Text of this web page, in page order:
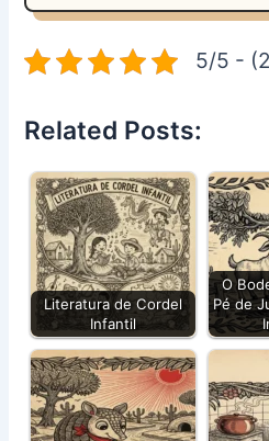
5/5 -
Related Posts:
Literatura de Cordel
Infantil
O
Pé de